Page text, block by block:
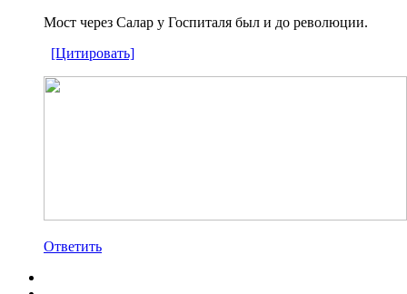
Мост через Салар у Госпиталя был и до революции.
[Цитировать]
Ответить